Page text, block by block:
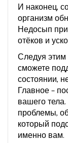
И наконец,
организм
Недосып
отёков и
Следуя
сможете
состоянии,
Главное –
вашего
проблемы,
который
именно вам.